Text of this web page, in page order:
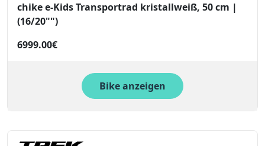
chike e-Kids Transportrad kristallweiß, 50 cm |
(16/20"")
6999.00€
Bike anzeigen